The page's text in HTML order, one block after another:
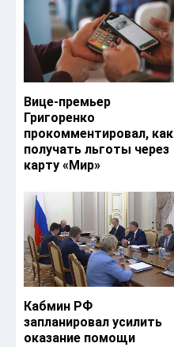
Вице-премьер
Григоренко
прокомментировал, как
получать льготы через
карту «Мир»
Кабмин РФ
запланировал усилить
оказание помощи